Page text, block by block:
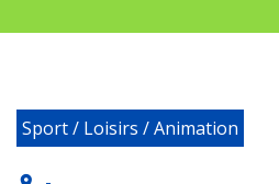
Sport / Loisirs / Animation